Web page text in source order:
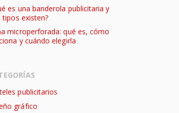
es una banderola publicitaria y
tipos existen?
microperforada: qué es, cómo
y cuándo elegirla
publicitarios
gráfico